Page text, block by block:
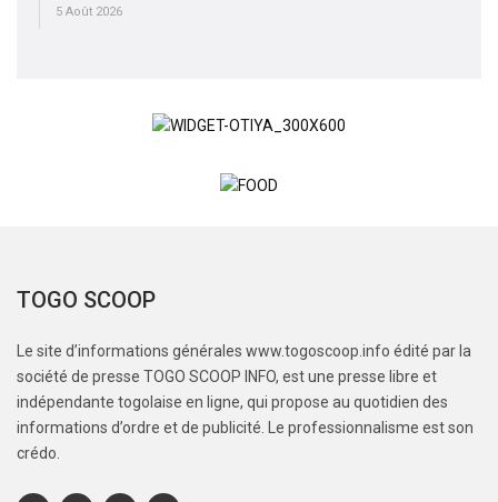
5 Août 2026
TOGO SCOOP
Le site d’informations générales www.togoscoop.info édité par la
société de presse TOGO SCOOP INFO, est une presse libre et
indépendante togolaise en ligne, qui propose au quotidien des
informations d’ordre et de publicité. Le professionnalisme est son
crédo.